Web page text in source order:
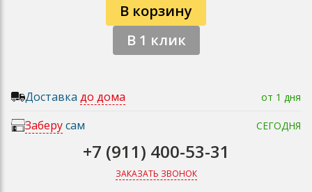
В корзину
В 1 клик
Доставка до дома от 1 дня
Заберусам СЕГОДНЯ
+7 (911) 400-53-31
ЗАКАЗАТЬ ЗВОНОК